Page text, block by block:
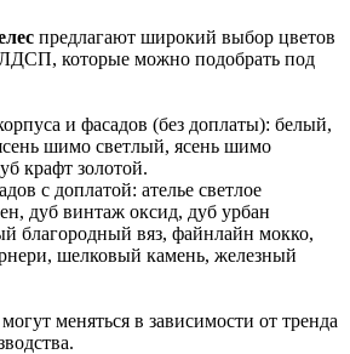
предлагают широкий выбор цветов
ЛДСП, которые можно подобрать под
и фасадов (без доплаты): белый,
шимо светлый, ясень шимо
крафт золотой.
с доплатой: ателье светлое
дуб винтаж оксид, дуб урбан
благородный вяз, файнлайн мокко,
шелковый камень, железный
меняться в зависимости от тренда